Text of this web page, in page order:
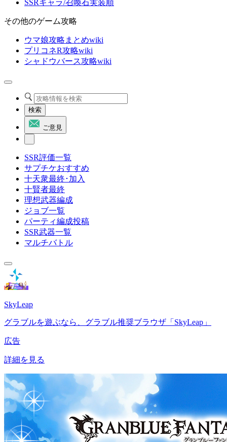
SSRキャラ/召喚石実装順
その他のゲーム攻略
ウマ娘攻略まとめwiki
プリコネR攻略wiki
シャドウバース攻略wiki
検索
ご意見
SSR評価一覧
サプチケおすすめ
十天衆最終･加入
十賢者最終
理想武器編成
ジョブ一覧
パーティ編成投稿
SSR武器一覧
マルチバトル
SkyLeap
グラブルを遊ぶなら、グラブル推奨ブラウザ「SkyLeap」
広告
詳細を見る